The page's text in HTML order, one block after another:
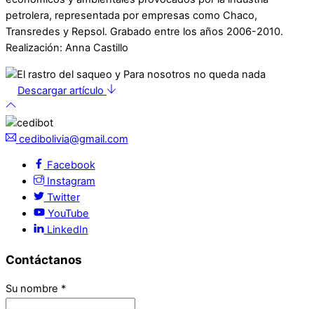
petrolera, representada por empresas como Chaco,
Transredes y Repsol. Grabado entre los años 2006-2010.
Realización: Anna Castillo
Descargar artículo
cedibolivia@gmail.com
Facebook
Instagram
Twitter
YouTube
LinkedIn
Contáctanos
Su nombre *